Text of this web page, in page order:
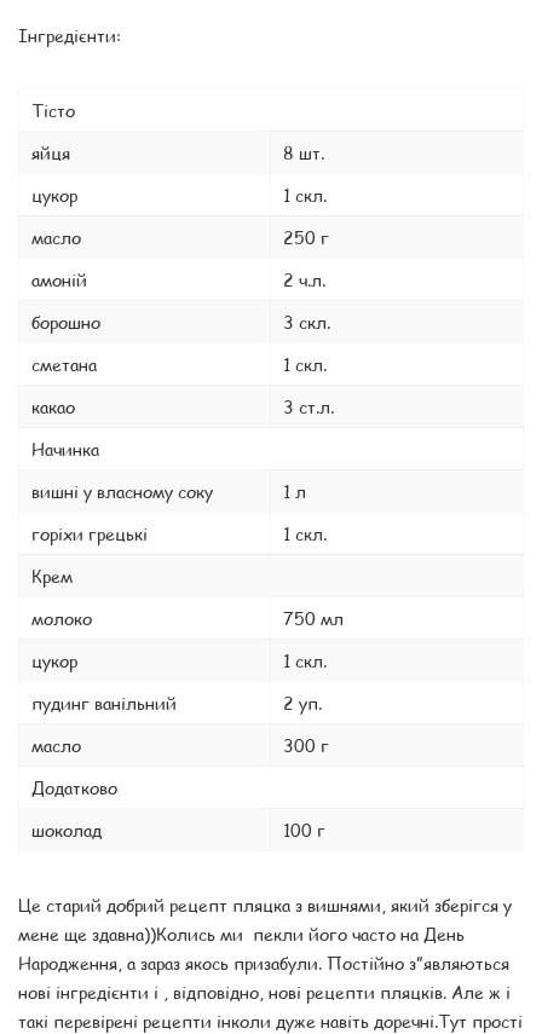
Інгредієнти:
Тісто
яйця
8 шт.
цукор
1 скл.
масло
250 г
амоній
2 ч.л.
борошно
3 скл.
сметана
1 скл.
какао
3 ст.л.
Начинка
вишні у власному соку
1 л
горіхи грецькі
1 скл.
Крем
молоко
750 мл
цукор
1 скл.
пудинг ванільний
2 уп.
масло
300 г
Додатково
шоколад
100 г
Це старий добрий рецепт пляцка з вишнями, який зберігся у
мене ще здавна))Колись ми пекли його часто на День
Народження, а зараз якось призабули. Постійно з”являються
нові інгредієнти і , відповідно, нові рецепти пляцків. Але ж і
такі перевірені рецепти інколи дуже навіть доречні.Тут прості